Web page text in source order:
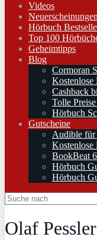
Videos
Neuerscheinungen
Hörbuch
Top 100
Geheimtipps
Blog
Cormoran
Kostenlose
Cashback
Tolle
Hörbuch
Gutscheine
Audible für
Kostenlose
BookBeat
Hörbuch
Hörbuch
Olaf Pessler